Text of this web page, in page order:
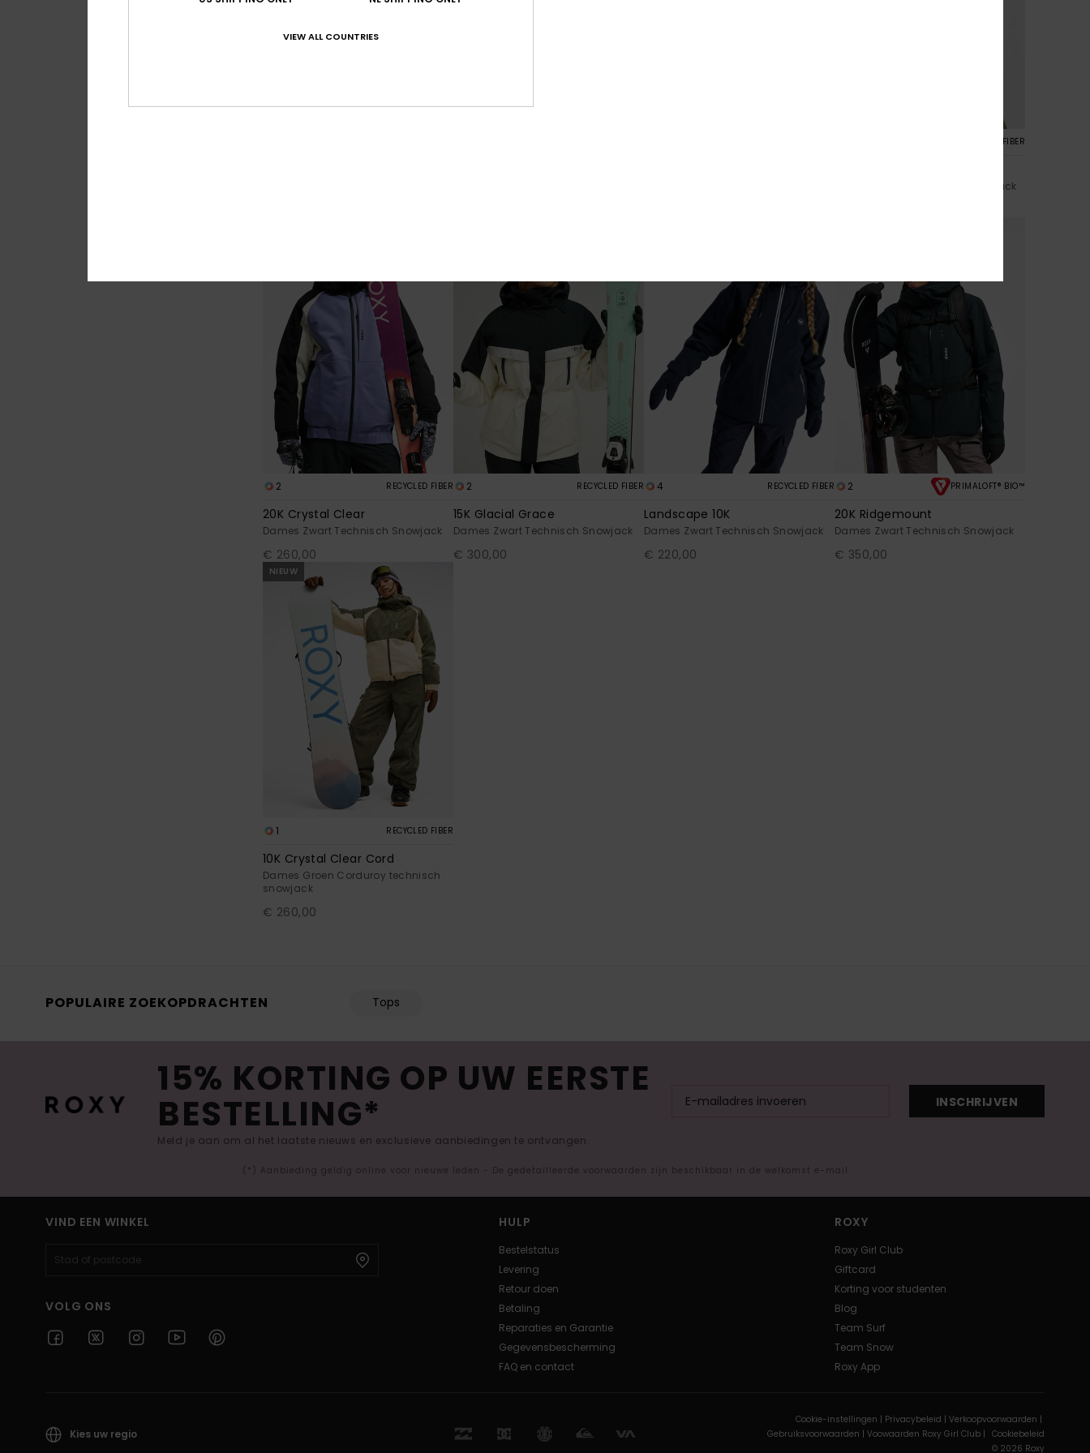
RECYCLED FIBER
Dames Groen Technisch Snowjack
2 RECYCLED FIBER
20K Crystal Clear
Dames Zwart Technisch Snowjack
€ 260,00
2 RECYCLED FIBER
15K Glacial Grace
Dames Zwart Technisch Snowjack
€ 300,00
4 RECYCLED FIBER
Landscape 10K
Dames Zwart Technisch Snowjack
€ 220,00
2 PRIMALOFT® BIO™
20K Ridgemount
Dames Zwart Technisch Snowjack
€ 350,00
NIEUW
1 RECYCLED FIBER
10K Crystal Clear Cord
Dames Groen Corduroy technisch
snowjack
€ 260,00
POPULAIRE ZOEKOPDRACHTEN Tops
15% KORTING OP UW EERSTE
BESTELLING*
Meld je aan om al het laatste nieuws en exclusieve aanbiedingen te ontvangen.
INSCHRIJVEN
(*) Aanbieding geldig online voor nieuwe leden - De gedetailleerde voorwaarden zijn beschikbaar in de welkomst e-mail
VIND EEN WINKEL
VOLG ONS
HULP
Bestelstatus
Levering
Retour doen
Betaling
Reparaties en Garantie
Gegevensbescherming
FAQ en contact
ROXY
Roxy Girl Club
Giftcard
Korting voor studenten
Blog
Team Surf
Team Snow
Roxy App
Kies uw regio
Cookie-instellingen | Privacybeleid | Verkoopvoorwaarden |
Gebruiksvoorwaarden | Voowaarden Roxy Girl Club | Cookiebeleid
© 2026 Roxy
VIEW ALL COUNTRIES